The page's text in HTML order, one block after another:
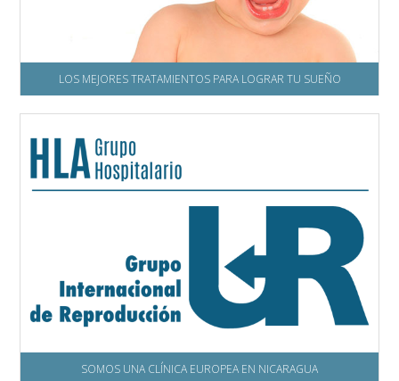
LOS MEJORES TRATAMIENTOS PARA LOGRAR TU SUEÑO
SOMOS UNA CLÍNICA EUROPEA EN NICARAGUA